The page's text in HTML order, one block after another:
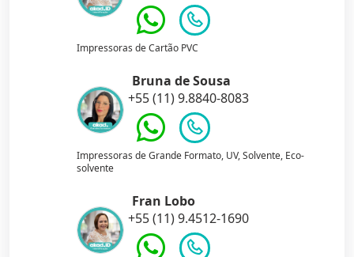
Impressoras de Cartão PVC
Bruna de Sousa
+55 (11) 9.8840-8083
Impressoras de Grande Formato, UV, Solvente, Eco-
solvente
Fran Lobo
+55 (11) 9.4512-1690